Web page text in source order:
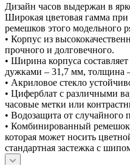
Дизайн часов выдержан в
Широкая цветовая гамма
ремешков этого модельного
• Корпус из
прочного и долговечного.
• Ширина корпуса
дужками – 31,7 мм, толщина
• Акриловое стекло
• Циферблат с различными
часовые метки или
• Водозащита от случайного
• Комбинированный
которая может носить
стандартная застежка с